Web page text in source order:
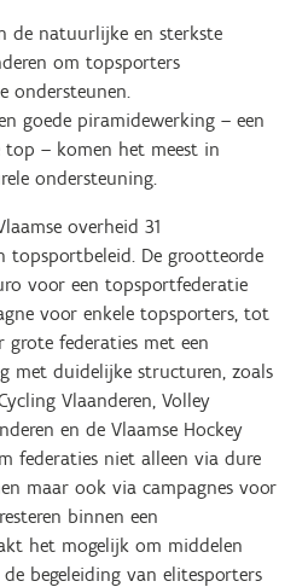
de natuurlijke en sterkste
om topsporters
ondersteunen.
goede piramidewerking – een
top – komen het meest in
ondersteuning.
overheid 31
De grootteorde
voor een topsportfederatie
voor enkele topsporters, tot
federaties met een
met duidelijke structuren, zoals
Vlaanderen, Volley
en de Vlaamse Hockey
federaties niet alleen via dure
maar ook via campagnes voor
binnen een
het mogelijk om middelen
begeleiding van elitesporters